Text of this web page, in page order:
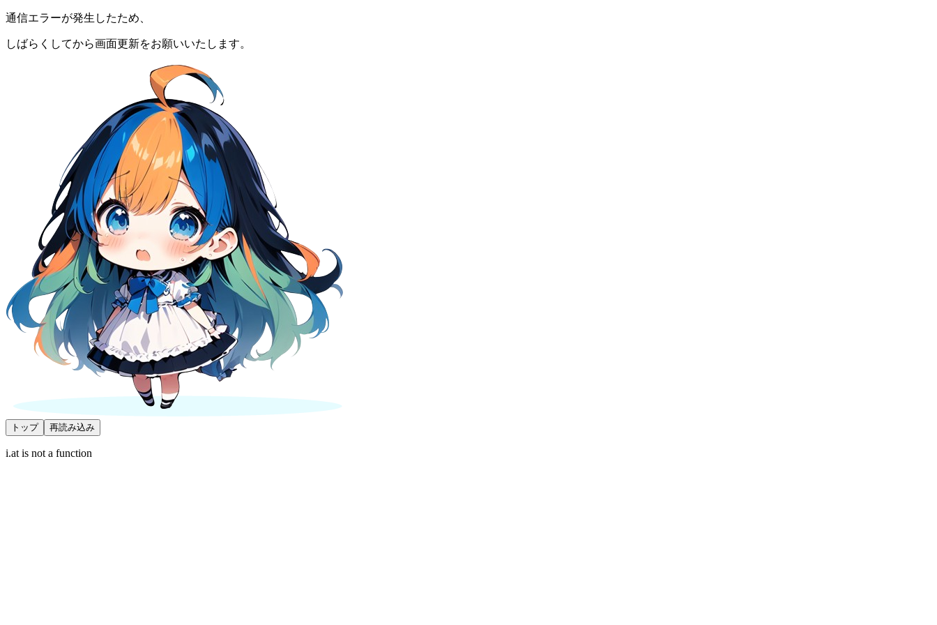
通信エラーが発生したため、
しばらくしてから画面更新をお願いいたします。
トップ 再読み込み
i.at is not a function